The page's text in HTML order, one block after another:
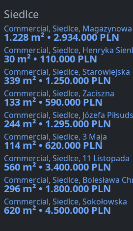
Siedlce
Commercial, Siedlce, Magazynowa
1.228 m² • 2.934.000 PLN
Commercial, Siedlce, Henryka
30 m² • 110.000 PLN
Commercial, Siedlce, Starowiejska
339 m² • 1.250.000 PLN
Commercial, Siedlce, Zaciszna
133 m² • 590.000 PLN
Commercial, Siedlce, Józefa
244 m² • 1.295.000 PLN
Commercial, Siedlce, 3 Maja
114 m² • 620.000 PLN
Commercial, Siedlce, 11 Listopada
560 m² • 3.400.000 PLN
Commercial, Siedlce, Bolesława
296 m² • 1.800.000 PLN
Commercial, Siedlce, Sokołowska
620 m² • 4.500.000 PLN